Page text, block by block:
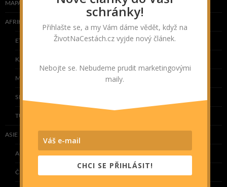
MAPA NAVŠTÍVENÝCH ZEMÍ
AFRIKA
ETIOPIE
KAPVERDY
MAROKO
SENEGAL
TUNISKO
ASIE
ARMÉNIE
ČÍNA
schránky!
Přihlašte se, a my Vám dáme vědět, když na
ŽivotNaCestách.cz vyjde nový článek.
Nebojte se. Nebudeme prudit marketingovými
maily.
CHCI SE PŘIHLÁSIT!